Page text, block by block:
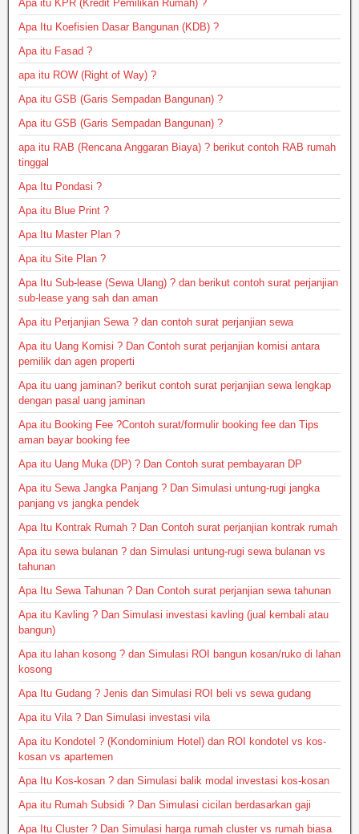
Apa itu KPR (Kredit Pemilikan Rumah) ?
Apa Itu Koefisien Dasar Bangunan (KDB) ?
Apa itu Fasad ?
apa itu ROW (Right of Way) ?
Apa itu GSB (Garis Sempadan Bangunan) ?
Apa itu GSB (Garis Sempadan Bangunan) ?
apa itu RAB (Rencana Anggaran Biaya) ? berikut contoh RAB rumah
tinggal
Apa Itu Pondasi ?
Apa itu Blue Print ?
Apa Itu Master Plan ?
Apa itu Site Plan ?
Apa Itu Sub-lease (Sewa Ulang) ? dan berikut contoh surat perjanjian
sub-lease yang sah dan aman
Apa itu Perjanjian Sewa ? dan contoh surat perjanjian sewa
Apa itu Uang Komisi ? Dan Contoh surat perjanjian komisi antara
pemilik dan agen properti
Apa itu uang jaminan? berikut contoh surat perjanjian sewa lengkap
dengan pasal uang jaminan
Apa itu Booking Fee ?Contoh surat/formulir booking fee dan Tips
aman bayar booking fee
Apa itu Uang Muka (DP) ? Dan Contoh surat pembayaran DP
Apa itu Sewa Jangka Panjang ? Dan Simulasi untung-rugi jangka
panjang vs jangka pendek
Apa Itu Kontrak Rumah ? Dan Contoh surat perjanjian kontrak rumah
Apa itu sewa bulanan ? dan Simulasi untung-rugi sewa bulanan vs
tahunan
Apa Itu Sewa Tahunan ? Dan Contoh surat perjanjian sewa tahunan
Apa itu Kavling ? Dan Simulasi investasi kavling (jual kembali atau
bangun)
Apa itu lahan kosong ? dan Simulasi ROI bangun kosan/ruko di lahan
kosong
Apa Itu Gudang ? Jenis dan Simulasi ROI beli vs sewa gudang
Apa itu Vila ? Dan Simulasi investasi vila
Apa itu Kondotel ? (Kondominium Hotel) dan ROI kondotel vs kos-
kosan vs apartemen
Apa Itu Kos-kosan ? dan Simulasi balik modal investasi kos-kosan
Apa itu Rumah Subsidi ? Dan Simulasi cicilan berdasarkan gaji
Apa Itu Cluster ? Dan Simulasi harga rumah cluster vs rumah biasa